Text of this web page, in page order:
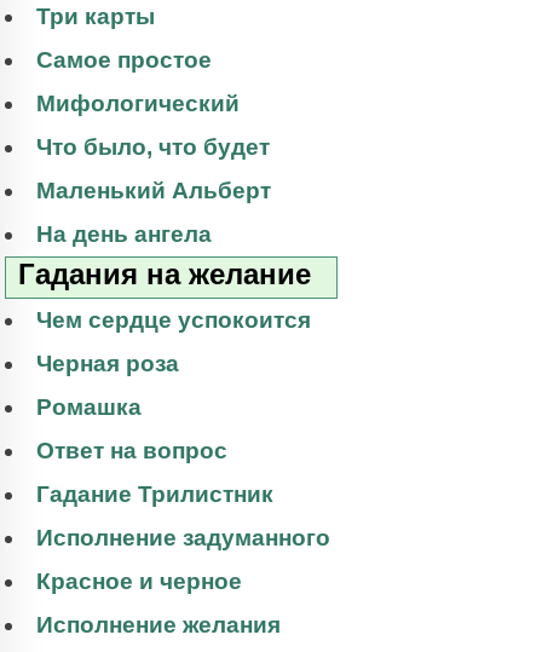
Три карты
Самое простое
Мифологический
Что было, что будет
Маленький Альберт
На день ангела
Гадания на желание
Чем сердце успокоится
Черная роза
Ромашка
Ответ на вопрос
Гадание Трилистник
Исполнение задуманного
Красное и черное
Исполнение желания